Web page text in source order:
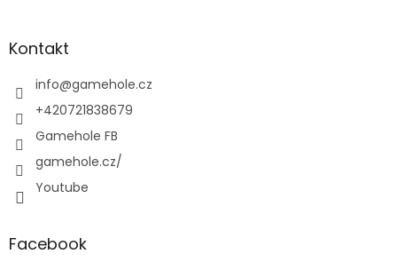
aKontakt
info@gamehole.cz
+420721838679
Gamehole FB
gamehole.cz/
Youtube
Facebook